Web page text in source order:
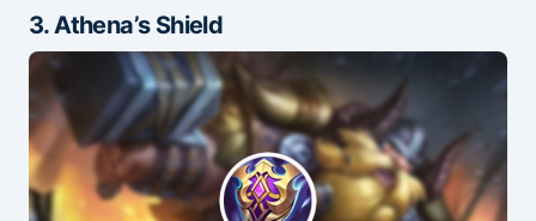
3. Athena’s Shield